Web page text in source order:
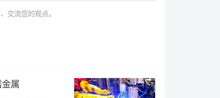
交流您的观点。
属